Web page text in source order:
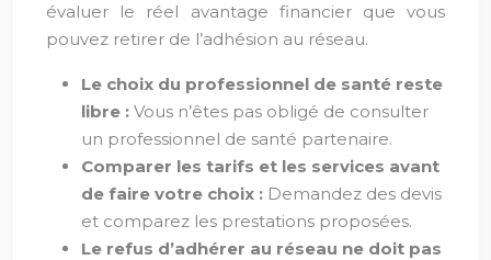
évaluer le réel avantage financier que vous
pouvez retirer de l’adhésion au réseau.
Le choix du professionnel de santé reste
libre : Vous n’êtes pas obligé de consulter
un professionnel de santé partenaire.
Comparer les tarifs et les services avant
de faire votre choix : Demandez des devis
et comparez les prestations proposées.
Le refus d’adhérer au réseau ne doit pas